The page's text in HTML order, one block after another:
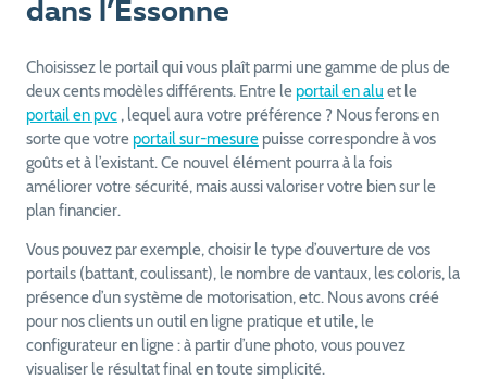
dans l’Essonne
Choisissez le portail qui vous plaît parmi une gamme de plus de
deux cents modèles différents. Entre le portail en alu et le
portail en pvc, lequel aura votre préférence ? Nous ferons en
sorte que votre portail sur-mesurepuisse correspondre à vos
goûts et à l’existant. Ce nouvel élément pourra à la fois
améliorer votre sécurité, mais aussi valoriser votre bien sur le
plan financier.
Vous pouvez par exemple, choisir le type d’ouverture de vos
portails (battant, coulissant), le nombre de vantaux, les coloris, la
présence d’un système de motorisation, etc. Nous avons créé
pour nos clients un outil en ligne pratique et utile, le
configurateur en ligne : à partir d’une photo, vous pouvez
visualiser le résultat final en toute simplicité.